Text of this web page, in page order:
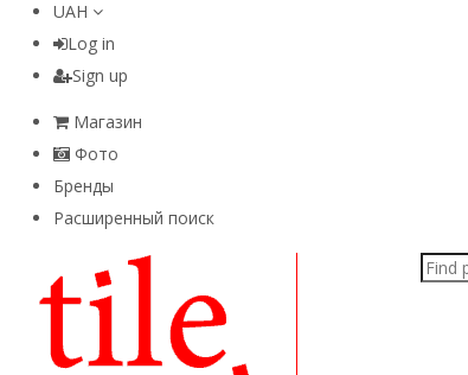
UAH
Log in
Sign up
Магазин
Фото
Бренды
Расширенный поиск